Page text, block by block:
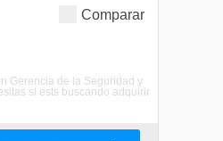
Comparar
Gerencia de la Seguridad y
si ests buscando adquirir